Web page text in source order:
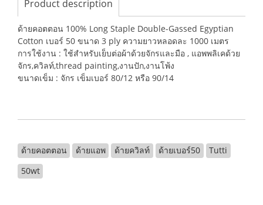
Product description
ด้ายคอตตอน 100% Long Staple Double-Gassed Egyptian
Cotton เบอร์ 50 ขนาด 3 ply ความยาวหลอดละ 1000 เมตร
การใช้งาน : ใช้สำหรับเย็บต่อผ้าด้วยจักรและมือ , แอพพลิเคด้วย
จักร,ควิลท์,thread painting,งานปัก,งานโพ้ง
ขนาดเข็ม : จักร เข็มเบอร์ 80/12 หรือ 90/14
ด้ายคอตตอน ด้ายแอพ ด้ายควิลท์ ด้ายเบอร์50
Tutti
50wt